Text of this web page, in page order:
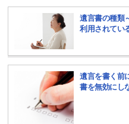
遺言書の種類
利用されてい
遺言を書く前
書を無効にし